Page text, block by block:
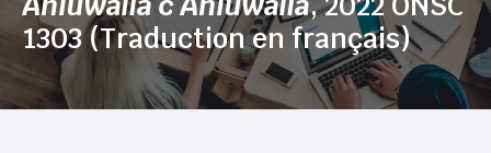
1303 (Traduction en français)